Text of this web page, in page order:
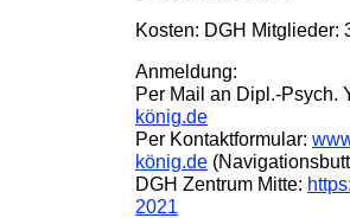
Kosten: DGH Mitglieder:
Anmeldung:
Per Mail an Dipl.-Psych.
könig.de
Per Kontaktformular:
könig.de
DGH Zentrum Mitte:
2021